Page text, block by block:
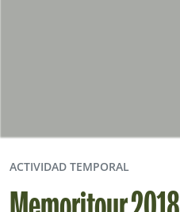
ACTIVIDAD TEMPORAL